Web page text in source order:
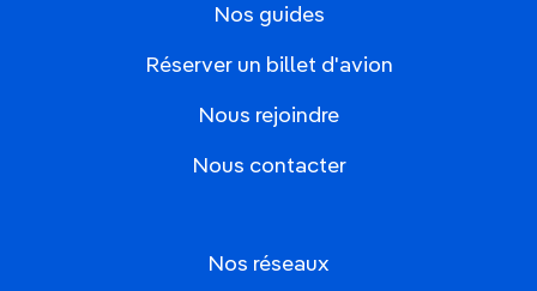
Nos guides
Réserver un billet d'avion
Nous rejoindre
Nous contacter
Nos réseaux